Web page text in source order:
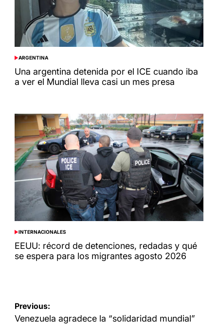
POSTED
IN
ARGENTINA
Una argentina detenida por el ICE cuando iba
a ver el Mundial lleva casi un mes presa
POSTED
IN
INTERNACIONALES
EEUU: récord de detenciones, redadas y qué
se espera para los migrantes agosto 2026
Navegación
de
Previous:
Venezuela agradece la “solidaridad mundial”